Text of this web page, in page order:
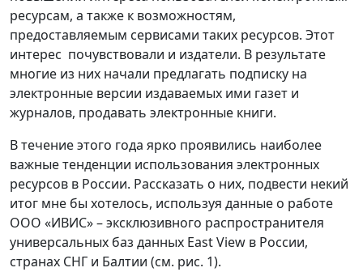
ресурсам, а также к возможностям,
предоставляемым сервисами таких ресурсов. Этот
интерес почувствовали и издатели. В результате
многие из них начали предлагать подписку на
электронные версии издаваемых ими газет и
журналов, продавать электронные книги.
В течение этого года ярко проявились наиболее
важные тенденции использования электронных
ресурсов в России. Рассказать о них, подвести некий
итог мне бы хотелось, используя данные о работе
ООО «ИВИС» – эксклюзивного распространителя
универсальных баз данных East View в России,
странах СНГ и Балтии (см. рис. 1).